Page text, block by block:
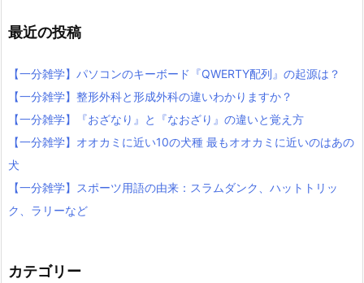
最近の投稿
【一分雑学】パソコンのキーボード『QWERTY配列』の起源は？
【一分雑学】整形外科と形成外科の違いわかりますか？
【一分雑学】『おざなり』と『なおざり』の違いと覚え方
【一分雑学】オオカミに近い10の犬種 最もオオカミに近いのはあの
犬
【一分雑学】スポーツ用語の由来：スラムダンク、ハットトリッ
ク、ラリーなど
カテゴリー